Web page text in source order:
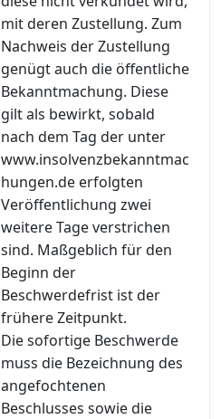
mit deren Zustellung. Zum
Nachweis der Zustellung
genügt auch die öffentliche
Bekanntmachung. Diese
gilt als bewirkt, sobald
nach dem Tag der unter
www.insolvenzbekanntmac
hungen.de erfolgten
Veröffentlichung zwei
weitere Tage verstrichen
sind. Maßgeblich für den
Beginn der
Beschwerdefrist ist der
frühere Zeitpunkt.
Die sofortige Beschwerde
muss die Bezeichnung des
angefochtenen
Beschlusses sowie die